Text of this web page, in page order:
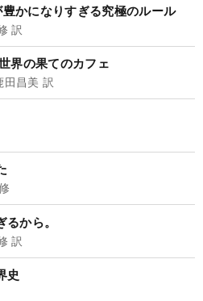
かになりすぎる究極のルール
訳
界の果てのカフェ
昌美 訳
から。
訳
史